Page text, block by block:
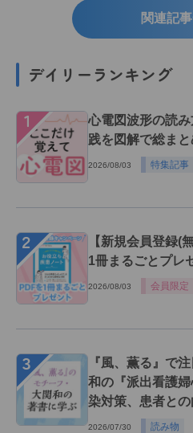
関連記
デイリーランキング
１
心電図波形の読
践を図解で総まと
2026/08/03 特集記事
２
【新規会員登録(
1冊まるごとプレ
2026/08/03 会員限定
３
『風、薫る』で
和の『派出看護
染対策、患者と
2026/07/30 読み物